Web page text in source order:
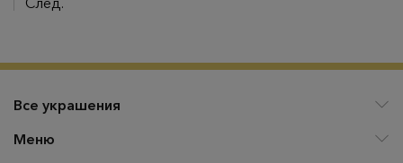
Все украшения
Меню